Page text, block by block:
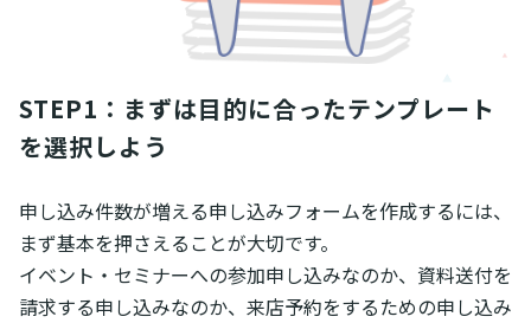
STEP1：まずは目的に合ったテンプレート
を選択しよう
申し込み件数が増える申し込みフォームを作成するには、
まず基本を押さえることが大切です。
イベント・セミナーへの参加申し込みなのか、資料送付を
請求する申し込みなのか、来店予約をするための申し込み